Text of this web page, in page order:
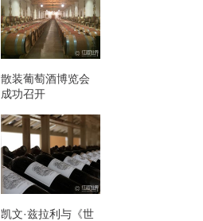
散装葡萄酒博览会
成功召开
凯文·兹拉利与《世